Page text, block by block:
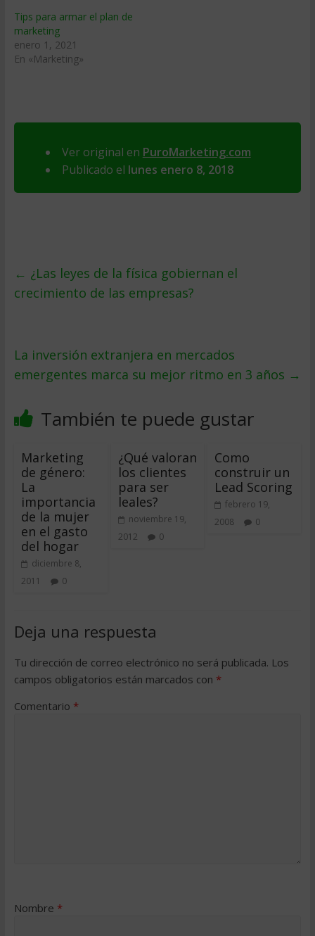
Tips para armar el plan de
marketing
enero 1, 2021
En «Marketing»
Ver original en PuroMarketing.com
Publicado el lunes enero 8, 2018
← ¿Las leyes de la física gobiernan el
crecimiento de las empresas?
La inversión extranjera en mercados
emergentes marca su mejor ritmo en 3 años →
También te puede gustar
Marketing
de género:
La
importancia
de la mujer
en el gasto
del hogar
diciembre 8,
2011
0
¿Qué valoran
los clientes
para ser
leales?
noviembre 19,
2012
0
Como
construir un
Lead Scoring
febrero 19,
2008
0
Deja una respuesta
Tu dirección de correo electrónico no será publicada. Los
campos obligatorios están marcados con *
Comentario *
Nombre *